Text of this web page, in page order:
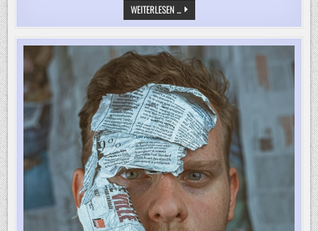
WEITERLESEN ... „DIE
DÄMONEN
DREHEN
DURCH“
–
AIRLINE
WIRFT
CHRISTLICHE
INFLUENCERIN
AUS
DEM
FLIEGER